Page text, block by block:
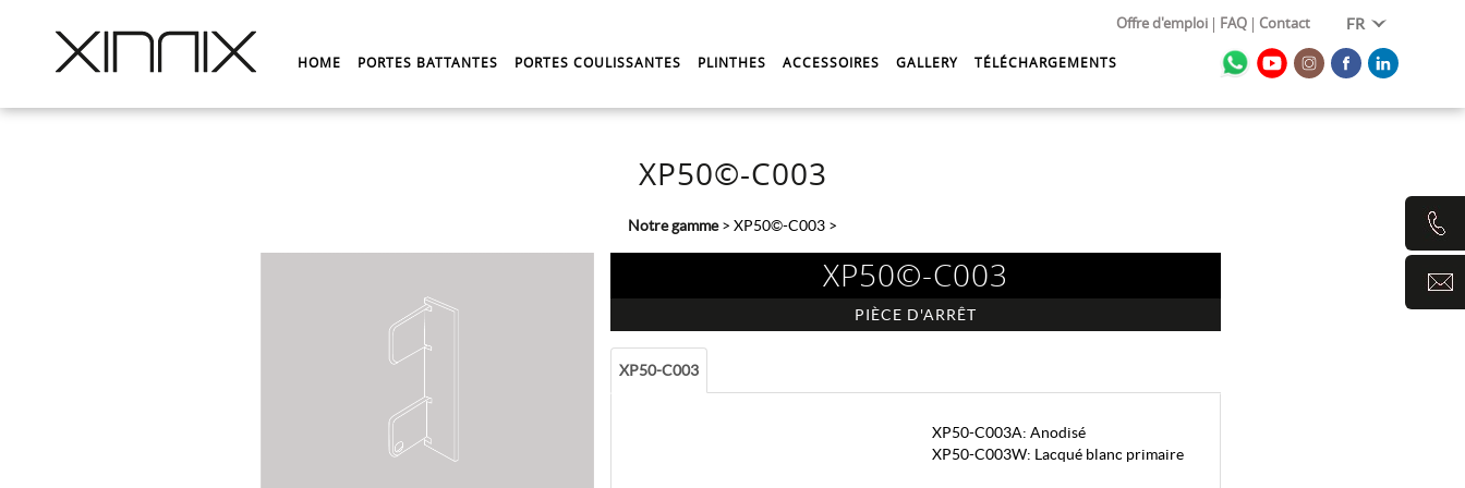
FR
Offre d'emploi FAQ Contact
HOME PORTES BATTANTES PORTES COULISSANTES PLINTHES ACCESSOIRES GALLERY TÉLÉCHARGEMENTS
XP50©-C003
Notre gamme> XP50©-C003 >
XP50©-C003
PIÈCE D'ARRÊT
XP50-C003
XP50-C003A: Anodisé
XP50-C003W: Lacqué blanc primaire